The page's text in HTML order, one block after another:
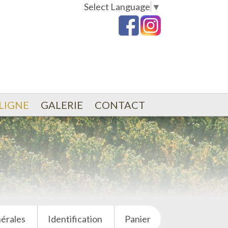
Select Language ▼
GALERIE CONTACT
Identification Panier